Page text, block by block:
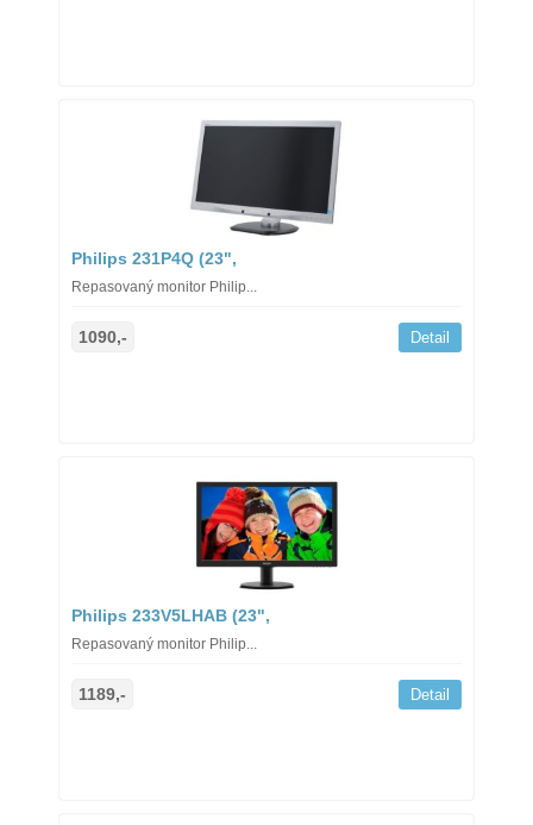
Philips 231P4Q (23",
Repasovaný monitor Philip...
1090,- Detail
Philips 233V5LHAB (23",
Repasovaný monitor Philip...
1189,- Detail